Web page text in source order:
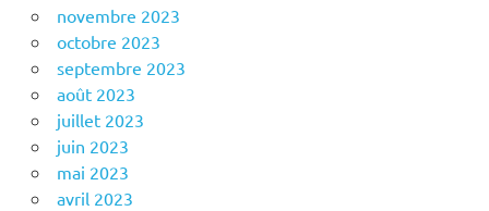
novembre 2023
octobre 2023
septembre 2023
août 2023
juillet 2023
juin 2023
mai 2023
avril 2023